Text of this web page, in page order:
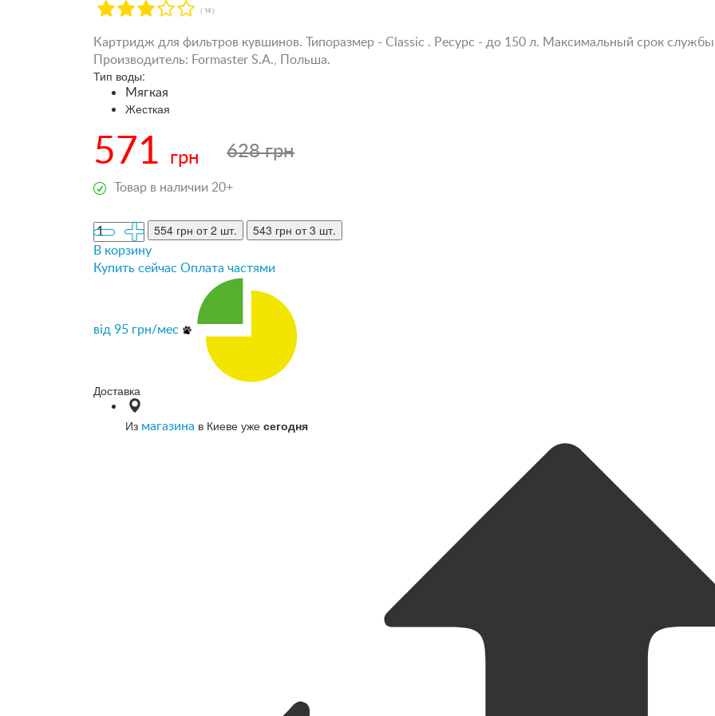
( 14 )
Картридж для фильтров кувшинов. Типоразмер - Classic . Ресурс - до 150 л. Максимальный срок
Производитель: Formaster S.A., Польша.
Тип воды:
Мягкая
Жесткая
571 грн 628 грн
Товар в наличии 20+
554 грн от 2 шт. 543 грн от 3 шт.
В корзину
Купить сейчас Оплата частями
від 95 грн/мес
Доставка
Из магазина в Киеве уже сегодня